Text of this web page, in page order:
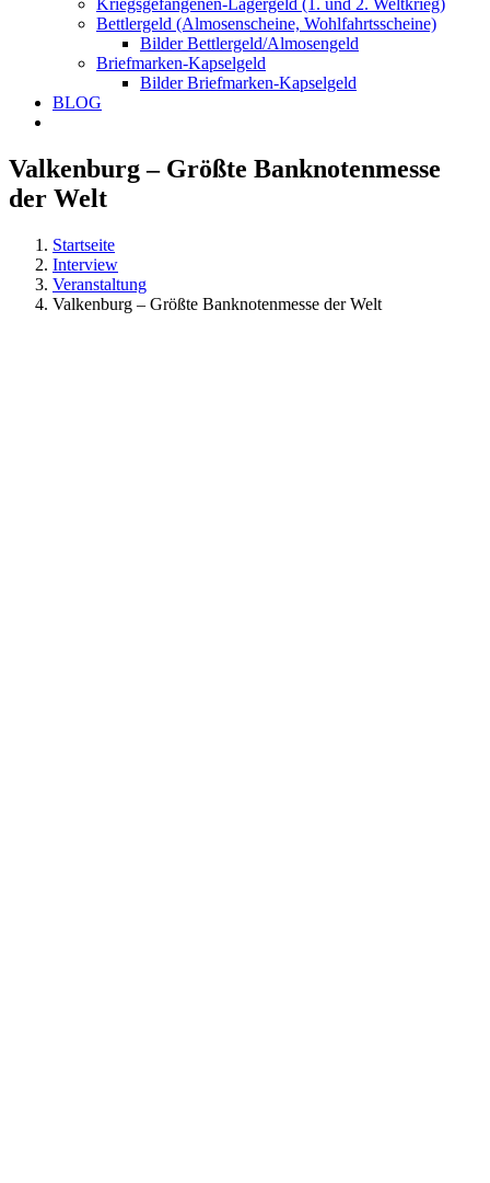
Kriegsgefangenen-Lagergeld (1. und 2. Weltkrieg)
Bettlergeld (Almosenscheine, Wohlfahrtsscheine)
Bilder Bettlergeld/Almosengeld
Briefmarken-Kapselgeld
Bilder Briefmarken-Kapselgeld
BLOG
Valkenburg – Größte Banknotenmesse
der Welt
Startseite
Interview
Veranstaltung
Valkenburg – Größte Banknotenmesse der Welt